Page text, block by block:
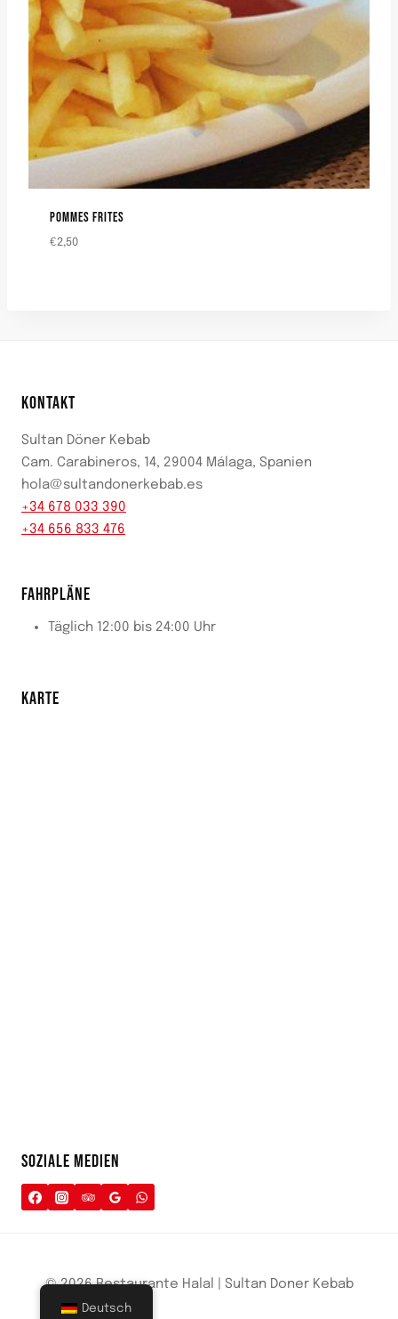
POMMES FRITES
€2,50
KONTAKT
Sultan Döner Kebab
Cam. Carabineros, 14, 29004 Málaga, Spanien
hola@sultandonerkebab.es
+34 678 033 390
+34 656 833 476
FAHRPLÄNE
Täglich 12:00 bis 24:00 Uhr
KARTE
SOZIALE MEDIEN
© 2026 Restaurante Halal | Sultan Doner Kebab
Deutsch